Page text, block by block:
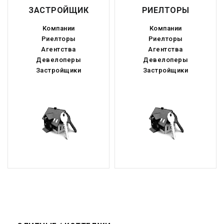
Ярославская область
ЗАСТРОЙЩИК
Компании
Риелторы
Агентства
Девелоперы
Застройщики
РИЕЛТОРЫ
Компании
Риелторы
Агентства
Девелоперы
Застройщики